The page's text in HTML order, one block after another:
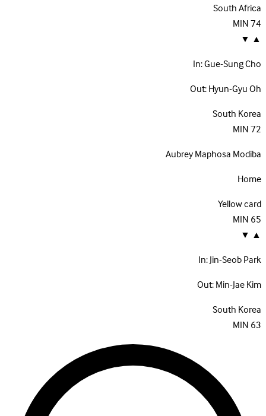
South Africa
74
MIN
▲
▼
In:Gue-Sung Cho
Out:Hyun-Gyu Oh
South Korea
72
MIN
Aubrey Maphosa Modiba
Home
Yellow card
65
MIN
▲
▼
In:Jin-Seob Park
Out:Min-Jae Kim
South Korea
63
MIN